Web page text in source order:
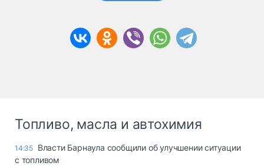
Топливо, масла и автохимия
14:35 Власти Барнаула сообщили об улучшении ситуации
с топливом